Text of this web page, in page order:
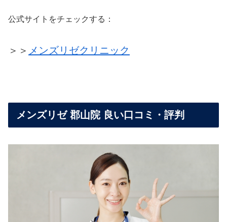
公式サイトをチェックする：
＞＞ メンズリゼクリニック
メンズリゼ 郡山院 良い口コミ・評判